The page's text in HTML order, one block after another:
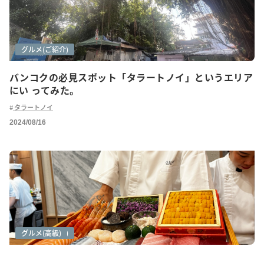
バンコクの必見スポット「タラートノイ」というエリア
にい ってみた。
アートシーン
カフェ巡り
グルメ(ご紹介)
タラートノイ
2024/08/16
グルメ
グルメ(ご紹介)
グルメ(高級)